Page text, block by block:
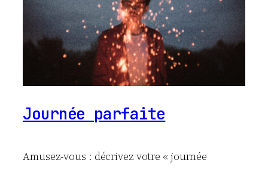
Journée parfaite
Amusez-vous : décrivez votre « journée